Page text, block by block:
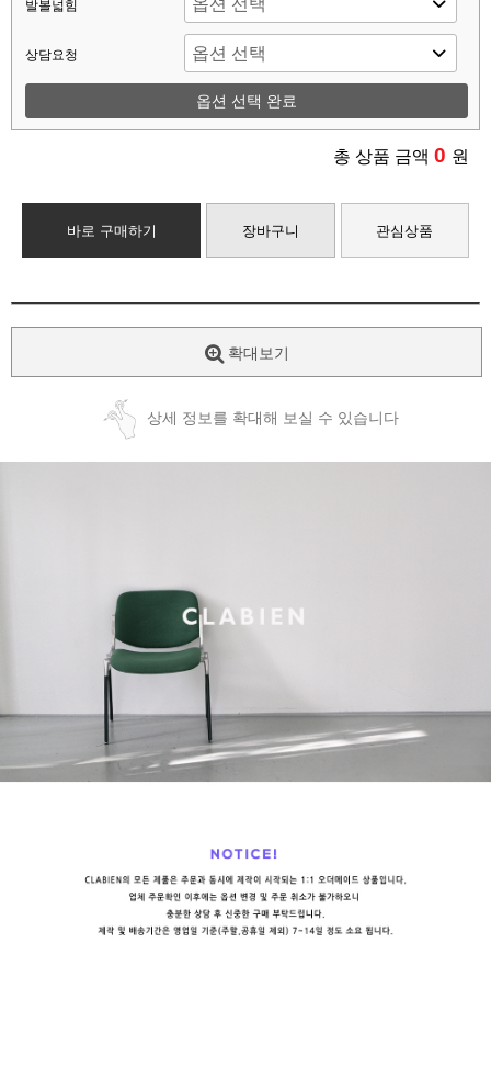
발볼넓힘
상담요청
옵션 선택 완료
총 상품 금액 0 원
바로 구매하기 장바구니 관심상품
확대보기
상세 정보를 확대해 보실 수 있습니다